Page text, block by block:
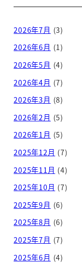
2026年7月 (3)
2026年6月 (1)
2026年5月 (4)
2026年4月 (7)
2026年3月 (8)
2026年2月 (5)
2026年1月 (5)
2025年12月 (7)
2025年11月 (4)
2025年10月 (7)
2025年9月 (6)
2025年8月 (6)
2025年7月 (7)
2025年6月 (4)